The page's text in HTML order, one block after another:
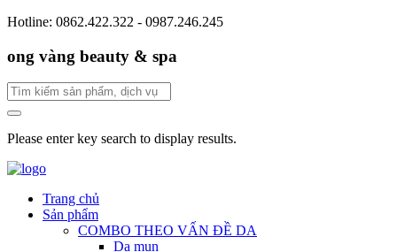
Hotline: 0862.422.322 - 0987.246.245
ong vàng beauty & spa
Please enter key search to display results.
Trang chủ
Sản phẩm
COMBO THEO VẤN ĐỀ DA
Da mụn